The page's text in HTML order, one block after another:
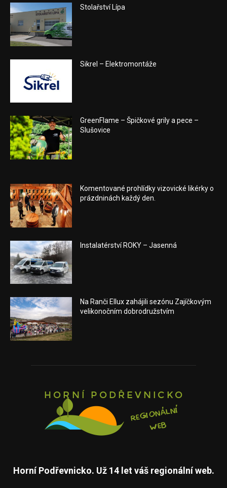
Stolařství Lípa
Sikrel – Elektromontáže
GreenFlame – Špičkové grily a pece –
Slušovice
Komentované prohlídky vizovické likérky o
prázdninách každý den.
Instalatérství ROKY – Jasenná
Na Ranči Ellux zahájili sezónu Zajíčkovým
velikonočním dobrodružstvím
Horní Podřevnicko. Už 14 let váš regionální web.